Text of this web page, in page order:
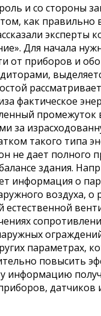
и со стороны
как правильно
эксперты
Для начала
от приборов и
фактическое
промежуток
за
такого типа
не дает полного
здания.
информация о
воздуха, о
естественной
параметрах,
повысить
информацию
датчиков